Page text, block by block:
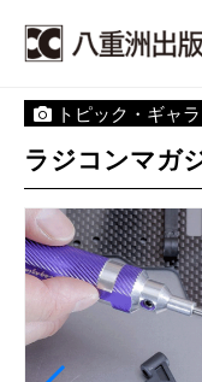
トピック・ギャ
ラジコンマガ